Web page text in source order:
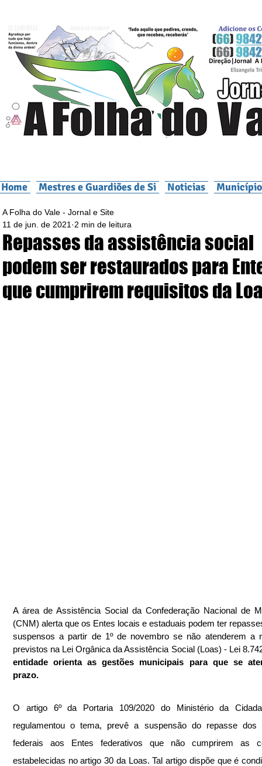
Home Mestres e Guardiões de Si Noticias
Repasses da assistência social
podem ser restaurados para
que cumprirem requisitos da
A Folha do Vale - Jornal e Site
11 de jun. de 2021 2 min de leitura
A área de Assistência Social da Confederação Nacional de
(CNM) alerta que os Entes locais e estaduais podem ter
suspensos a partir de 1º de novembro se não atenderem a
previstos na Lei Orgânica da Assistência Social (Loas) - Lei
entidade orienta as gestões municipais para que se
prazo.
O artigo 6º da Portaria 109/2020 do Ministério da
regulamentou o tema, prevê a suspensão do repasse dos
federais aos Entes federativos que não cumprirem as
estabelecidas no artigo 30 da Loas. Tal artigo dispõe que é